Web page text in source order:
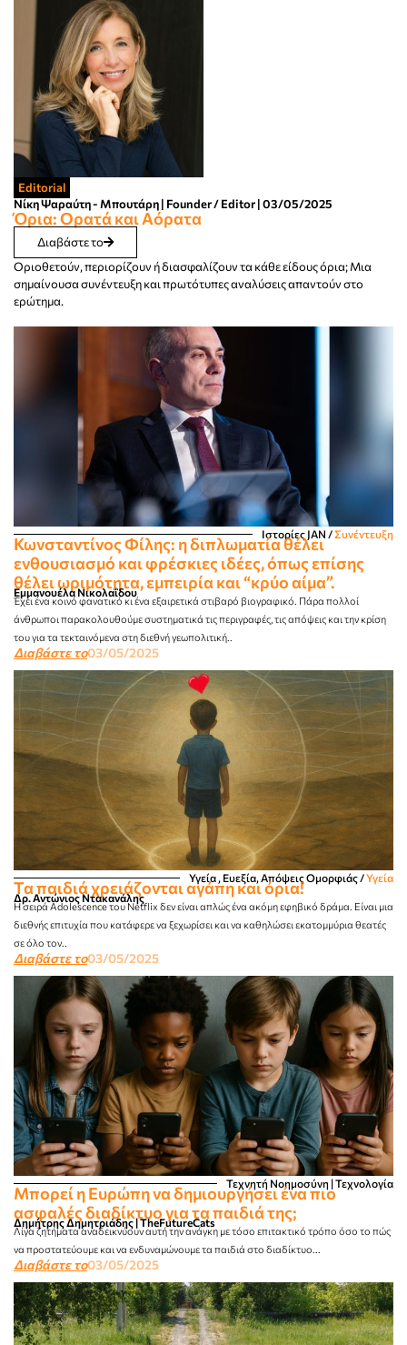
Editorial
Νίκη Ψαραύτη - Μπουτάρη | Founder / Editor | 03/05/2025
Όρια: Ορατά και Αόρατα
Διαβάστε το
Οριοθετούν, περιορίζουν ή διασφαλίζουν τα κάθε είδους όρια; Μια
σημαίνουσα συνέντευξη και πρωτότυπες αναλύσεις απαντούν στο
ερώτημα.
Ιστορίες JΑΝ /Συνέντευξη
Κωνσταντίνος Φίλης: η διπλωματία θέλει
ενθουσιασμό και φρέσκιες ιδέες, όπως επίσης
θέλει ωριμότητα, εμπειρία και “κρύο αίμα”.
Εμμανουέλα Νικολαΐδου
Έχει ένα κοινό φανατικό κι ένα εξαιρετικά στιβαρό βιογραφικό. Πάρα πολλοί
άνθρωποι παρακολουθούμε συστηματικά τις περιγραφές, τις απόψεις και την κρίση
του για τα τεκταινόμενα στη διεθνή γεωπολιτική..
Διαβάστε το03/05/2025
Υγεία , Ευεξία, Απόψεις Ομορφιάς​ /Υγεία
Τα παιδιά χρειάζονται αγάπη και όρια!
Δρ. Αντώνιος Ντακανάλης
Η σειρά Adolescence του Netflix δεν είναι απλώς ένα ακόμη εφηβικό δράμα. Είναι μια
διεθνής επιτυχία που κατάφερε να ξεχωρίσει και να καθηλώσει εκατομμύρια θεατές
σε όλο τον..
Διαβάστε το03/05/2025
Τεχνητή Νοημοσύνη | Τεχνολογία
Μπορεί η Ευρώπη να δημιουργήσει ένα πιο
ασφαλές διαδίκτυο για τα παιδιά της;
Δημήτρης Δημητριάδης | TheFutureCats
Λίγα ζητήματα αναδεικνύουν αυτή την ανάγκη με τόσο επιτακτικό τρόπο όσο το πώς
να προστατεύουμε και να ενδυναμώνουμε τα παιδιά στο διαδίκτυο...
Διαβάστε το03/05/2025